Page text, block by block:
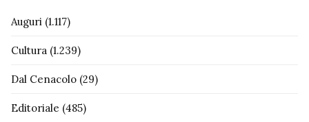
Auguri (1.117)
Cultura (1.239)
Dal Cenacolo (29)
Editoriale (485)